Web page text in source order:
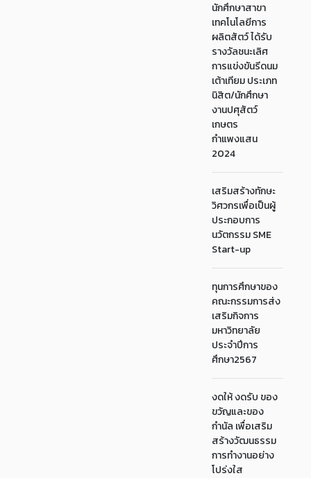
นักศึกษาสาขา
เทคโนโลยีการ
ผลิตสัตว์ ได้รับ
รางวัลชนะเลิศ
การแข่งขันรีดนม
เต้าเทียม ประเภท
นิสิต/นักศึกษา
งานปศุสัตว์
เกษตร
กำแพงแสน
2024
เสริมสร้างทักษะ
วิศวกรเพื่อเป็นผู้
ประกอบการ
นวัตกรรม SME
Start-up
ทุนการศึกษาของ
คณะกรรมการส่ง
เสริมกิจการ
มหาวิทยาลัย
ประจำปีการ
ศึกษา2567
งดให้ งดรับ ของ
ขวัญและของ
กำนัล เพื่อเสริม
สร้างวัฒนธรรม
การทำงานอย่าง
โปร่งใส